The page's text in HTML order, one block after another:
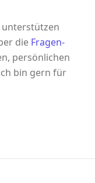
unterstützen
die Fragen-
persönlichen
bin gern für